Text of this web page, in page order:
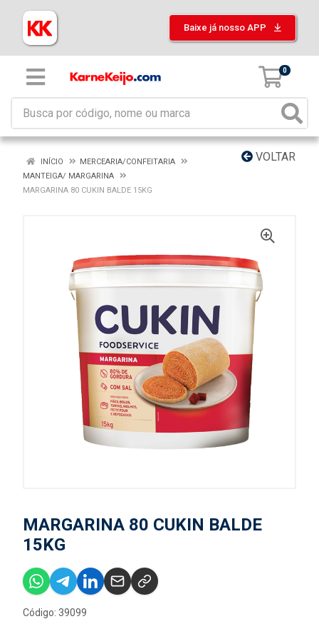
Baixe já nosso APP
0
VOLTAR
INÍCIO
MERCEARIA/CONFEITARIA
MANTEIGA/ MARGARINA
MARGARINA 80 CUKIN BALDE 15KG
MARGARINA 80 CUKIN BALDE
15KG
Código: 39099